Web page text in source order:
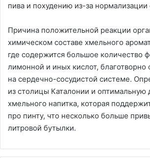
пива и похудению из-за
Причина положительной реакции
химическом составе хмельного
где содержится большое количество
лимонной и иных кислот,
на сердечно-сосудистой системе.
из столицы Каталонии и оптимальную
хмельного напитка, которая
про пинту, что несколько больше
литровой бутылки.